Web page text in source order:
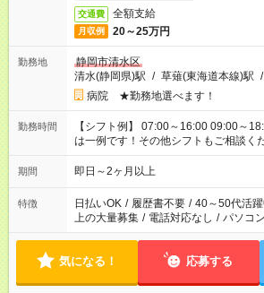
交通費 全額支給
月収例 20～25万円
勤務地
静岡市清水区
清水(静岡県)駅 / 草薙(東海道本線)駅 /
病院 ★勤務地選べます！
勤務時間
【シフト例】 07:00～16:00 09:00～18:00
は一例です！その他シフトもご相談く
期間 即日～2ヶ月以上
特徴 日払いOK / 履歴書不要 / 40～50代活
上の大量募集 / 電話対応なし / パソコ
気になる！ 応募する